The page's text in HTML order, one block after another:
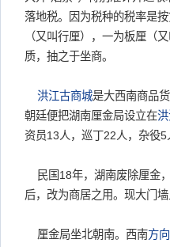
落地税。因为税种的税率是
（又叫行厘），一为板厘（
质，抽之于坐商。
洪江古商城是大西南商品
朝廷便把湖南厘金局设立在
资员13人，巡丁22人，杂役5
民国18年，湖南废除厘金，
后，改为商居之用。现大门
厘金局坐北朝南。西南方向